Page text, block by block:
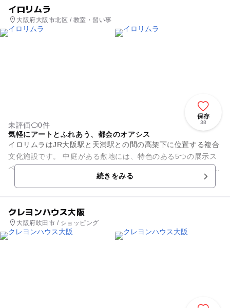
イロリムラ
大阪府大阪市北区 / 教室・習い事
保存
38
未評価
0件
気軽にアートとふれあう、都会のオアシス
イロリムラはJR大阪駅と天満駅との間の高架下に位置する複合
文化施設です。 中庭がある敷地には、特色のある5つの展示ス
ペースとプチホール、大・小の音楽練習室があります。 展示ス
続きをみる
クレヨンハウス大阪
大阪府吹田市 / ショッピング